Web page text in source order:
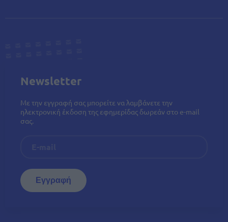
Newsletter
Με την εγγραφή σας μπορείτε να λαμβάνετε την
ηλεκτρονική έκδοση της εφημερίδας δωρεάν στο e-mail
σας.